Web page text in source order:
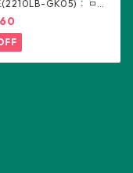
GK05)：ロフ
属 ※実生